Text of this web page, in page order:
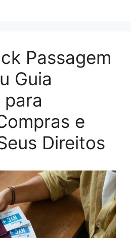
Passagem
Guia
e
Direitos